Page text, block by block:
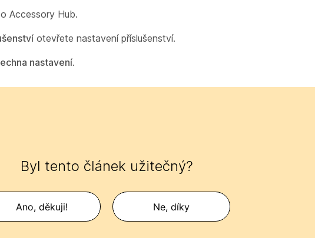
Accessory Hub.
otevřete nastavení příslušenství.
nastavení.
Byl tento článek užitečný?
Ano, děkuji! Ne, díky